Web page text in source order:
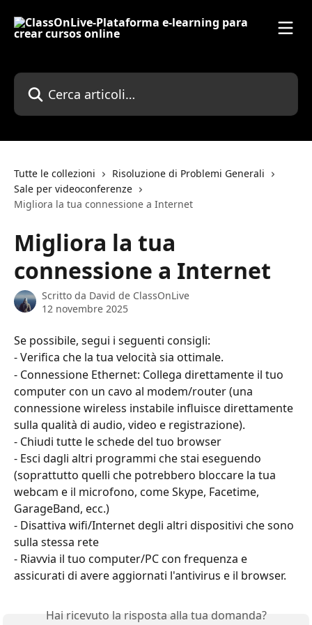
Cerca articoli…
Tutte le collezioni
Risoluzione di Problemi Generali
Sale per videoconferenze
Migliora la tua connessione a Internet
Migliora la tua
connessione a Internet
Scritto da David de ClassOnLive
12 novembre 2025
Se possibile, segui i seguenti consigli:
- Verifica che la tua velocità sia ottimale.
- Connessione Ethernet: Collega direttamente il tuo
computer con un cavo al modem/router (una
connessione wireless instabile influisce direttamente
sulla qualità di audio, video e registrazione).
- Chiudi tutte le schede del tuo browser
- Esci dagli altri programmi che stai eseguendo
(soprattutto quelli che potrebbero bloccare la tua
webcam e il microfono, come Skype, Facetime,
GarageBand, ecc.)
- Disattiva wifi/Internet degli altri dispositivi che sono
sulla stessa rete
- Riavvia il tuo computer/PC con frequenza e
assicurati di avere aggiornati l'antivirus e il browser.
Hai ricevuto la risposta alla tua domanda?